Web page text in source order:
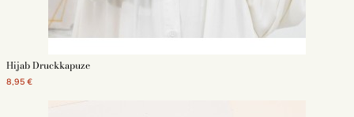
Hijab Druckkapuze
8,95 €